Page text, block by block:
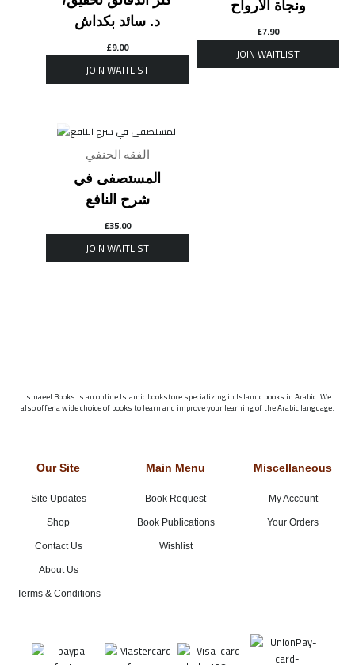
د. سائد بكداش
£9.00
ونجاة الأرواح
£7.90
الفقه الحنفي
المستصفى في
شرح النافع
£35.00
Ismaeel Books is an online Islamic bookstore specializing in Islamic books in Arabic. We
also offer a wide choice of books to learn and improve your learning of the Arabic language.
Our Site
Site Updates
Shop
Contact Us
About Us
Terms & Conditions
Main Menu
Book Request
Book Publications
Wishlist
Miscellaneous
My Account
Your Orders